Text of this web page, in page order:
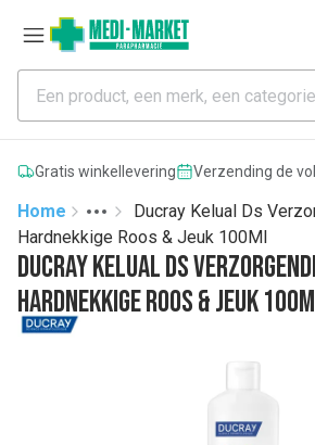
Gratis winkellevering Verzending de
Home
More
Toggle menu
Ducray Kelual Ds
Hardnekkige Roos & Jeuk 100Ml
Ducray Kelual Ds
Hardnekkige Roos & Jeuk